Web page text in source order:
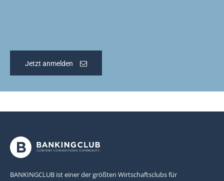
Jetzt anmelden
BANKINGCLUB ist einer der größten Wirtschaftsclubs für